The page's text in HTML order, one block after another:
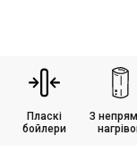
Пласкі
бойлери
З